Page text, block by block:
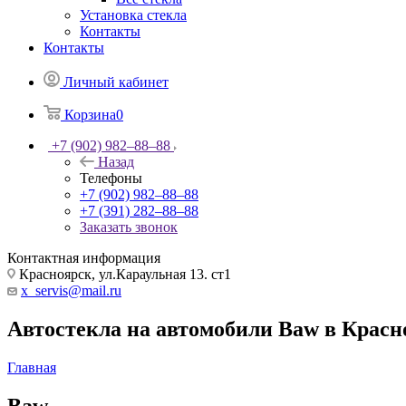
Установка стекла
Контакты
Контакты
Личный кабинет
Корзина0
+7 (902) 982‒88‒88
Назад
Телефоны
+7 (902) 982‒88‒88
+7 (391) 282‒88‒88
Заказать звонок
Контактная информация
Красноярск, ул.Караульная 13. ст1
x_servis@mail.ru
Автостекла на автомобили Baw в
Главная